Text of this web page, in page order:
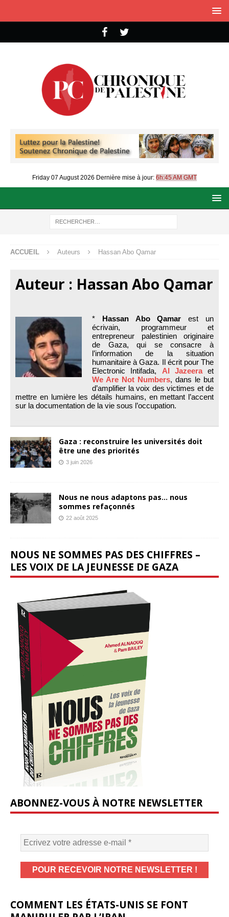
Friday 07 August 2026 Dernière mise à jour: 6h:45 AM GMT
ACCUEIL Auteurs Hassan Abo Qamar
Auteur : Hassan Abo Qamar
* Hassan Abo Qamar est un
écrivain, programmeur et
entrepreneur palestinien originaire
de Gaza, qui se consacre à
l’information de la situation
humanitaire à Gaza. Il écrit pour The
Electronic Intifada, Al Jazeeraet
We Are Not Numbers, dans le but
d’amplifier la voix des victimes et de
mettre en lumière les détails humains, en mettant l’accent
sur la documentation de la vie sous l’occupation.
Gaza : reconstruire les universités doit
être une des priorités
3 juin 2026
Nous ne nous adaptons pas… nous
sommes refaçonnés
22 août 2025
NOUS NE SOMMES PAS DES CHIFFRES –
LES VOIX DE LA JEUNESSE DE GAZA
ABONNEZ-VOUS À NOTRE NEWSLETTER
COMMENT LES ÉTATS-UNIS SE FONT